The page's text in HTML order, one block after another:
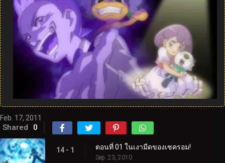
Feb. 17, 2011
Shared 0
14 - 1 ตอนที่ 01 ในเงามืดของเซครอม!
Sep. 23, 2010